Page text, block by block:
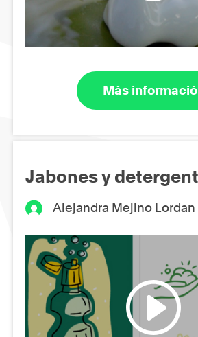
Más
Jabones y
Alejandra Mejino Lordan